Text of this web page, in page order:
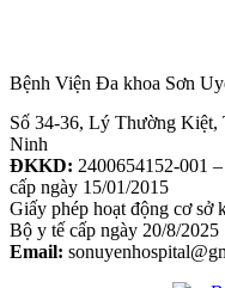
Bệnh Viện Đa khoa Sơn
Số 34-36, Lý Thường Kiệt,
Ninh
ĐKKD: 2400654152-001
cấp ngày 15/01/2015
Giấy phép hoạt động cơ sở
Bộ y tế cấp ngày 20/8/2025
Email: